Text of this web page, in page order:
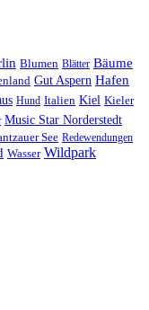
Blumen Blätter Bäume
Gut Aspern Hafen
Hund Italien Kiel Kieler
Music Star Norderstedt
See Redewendungen
Wasser Wildpark